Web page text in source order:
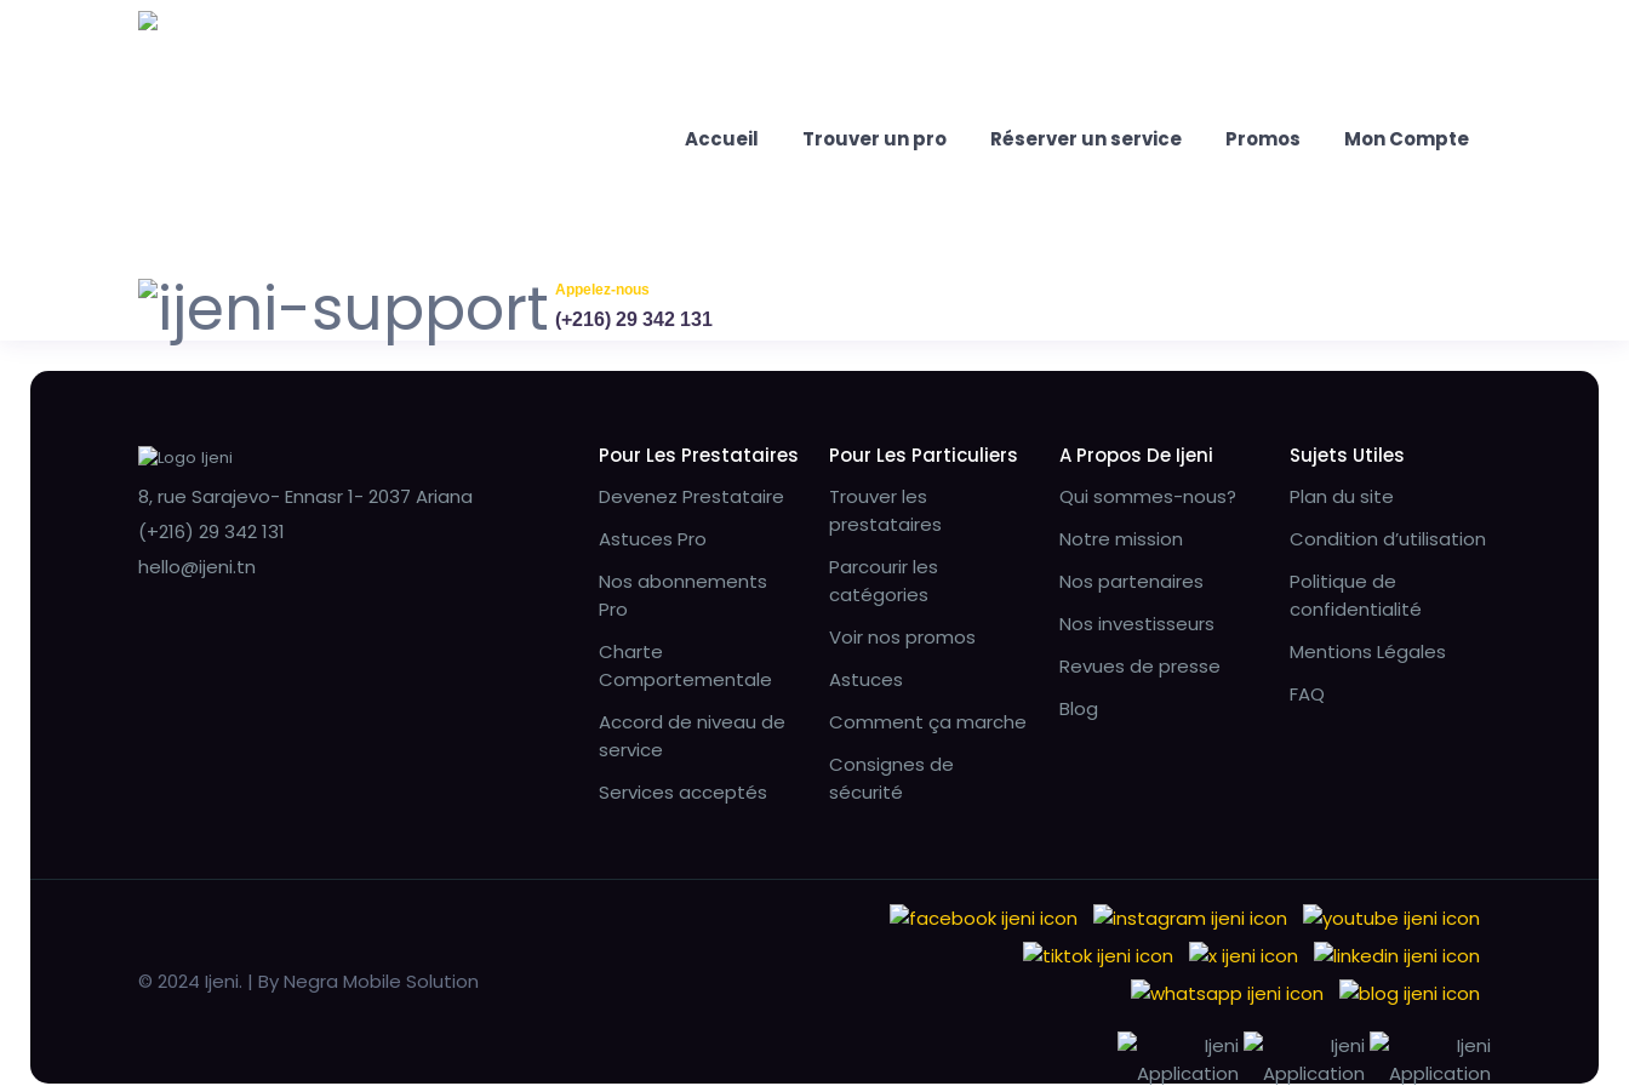
Accueil Trouver un pro Réserver un service Promos Mon Compte
Appelez-nous
(+216) 29 342 131
8, rue Sarajevo- Ennasr 1- 2037 Ariana
(+216) 29 342 131
hello@ijeni.tn
Pour Les Prestataires
Devenez Prestataire
Astuces Pro
Nos abonnements
Pro
Charte
Comportementale
Accord de niveau de
service
Services acceptés
Pour Les Particuliers
Trouver les
prestataires
Parcourir les
catégories
Voir nos promos
Astuces
Comment ça marche
Consignes de
sécurité
A Propos De Ijeni
Qui sommes-nous?
Notre mission
Nos partenaires
Nos investisseurs
Revues de presse
Blog
Sujets Utiles
Plan du site
Condition d’utilisation
Politique de
confidentialité
Mentions Légales
FAQ
© 2024 Ijeni. | By Negra Mobile Solution